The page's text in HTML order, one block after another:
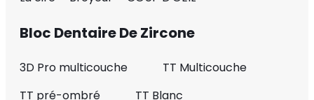
Bloc Dentaire De Zircone
3D Pro multicouche
TT Multicouche
TT pré-ombré
TT Blanc